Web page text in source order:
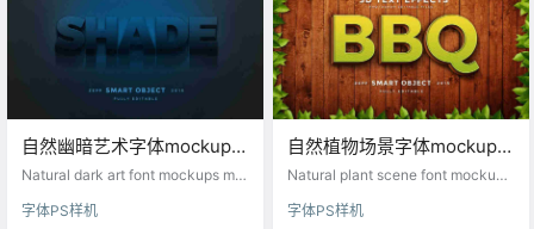
自然幽暗艺术字体mockups
样机素材
Natural dark art font mockups mo
字体PS样机
自然植物场景字体mockups
样机素材
Natural plant scene font mockups
字体PS样机